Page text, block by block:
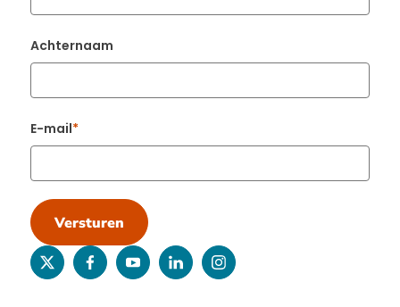
Achternaam
E-mail
Versturen
twitterfacebookyoutubelinkedininstagram